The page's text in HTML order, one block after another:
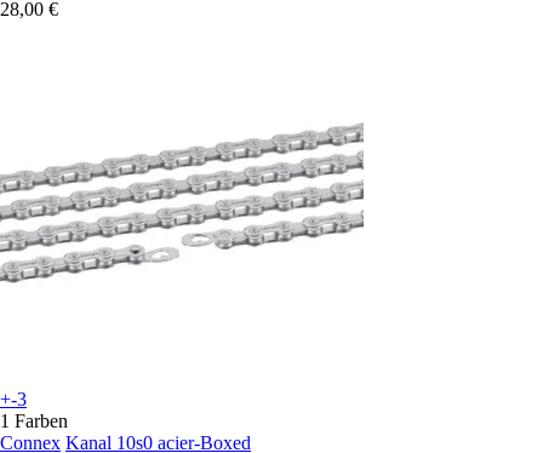
28,00 €
+-3
1 Farben
Connex Kanal 10s0 acier-Boxed